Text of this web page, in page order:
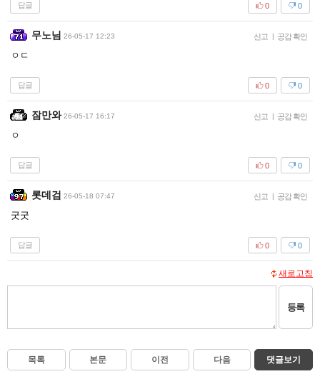
답글 0
0
무노님 26-05-17 12:23 신고 공감 확인
ㅇㄷ
답글 0
0
잠만와 26-05-17 16:17 신고 공감 확인
ㅇ
답글 0
0
롯데검 26-05-18 07:47 신고 공감 확인
굿굿
답글 0
0
새로고침
등록
목록 본문 이전 다음 댓글보기